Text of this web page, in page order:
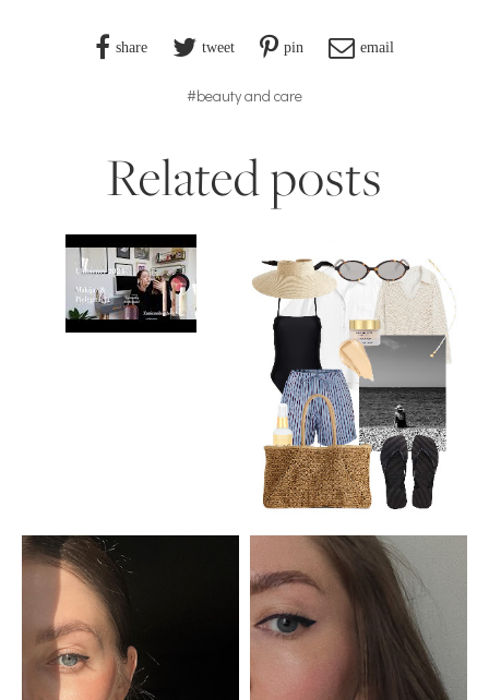
share tweet pin email
#beauty and care
Related posts